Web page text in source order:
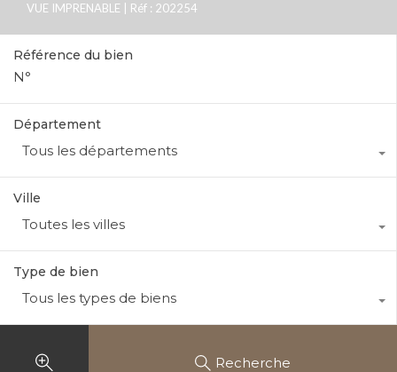
VUE IMPRENABLE | Réf : 202254
Référence du bien
Département
Tous les départements
Ville
Toutes les villes
Type de bien
Tous les types de biens
Recherche